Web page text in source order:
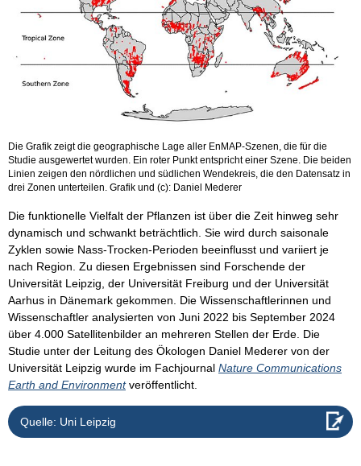
Die Grafik zeigt die geographische Lage aller EnMAP-Szenen, die für die
Studie ausgewertet wurden. Ein roter Punkt entspricht einer Szene. Die beiden
Linien zeigen den nördlichen und südlichen Wendekreis, die den Datensatz in
drei Zonen unterteilen. Grafik und (c): Daniel Mederer
Die funktionelle Vielfalt der Pflanzen ist über die Zeit hinweg sehr
dynamisch und schwankt beträchtlich. Sie wird durch saisonale
Zyklen sowie Nass-Trocken-Perioden beeinflusst und variiert je
nach Region. Zu diesen Ergebnissen sind Forschende der
Universität Leipzig, der Universität Freiburg und der Universität
Aarhus in Dänemark gekommen. Die Wissenschaftlerinnen und
Wissenschaftler analysierten von Juni 2022 bis September 2024
über 4.000 Satellitenbilder an mehreren Stellen der Erde. Die
Studie unter der Leitung des Ökologen Daniel Mederer von der
Universität Leipzig wurde im Fachjournal Nature Communications
Earth and Environmentveröffentlicht.
Quelle: Uni Leipzig